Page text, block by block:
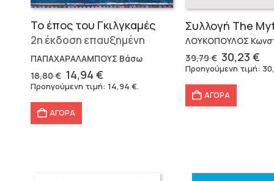
Το έπος του Γκιλγκαμές
2η έκδοση επαυξημένη
ΠΑΠΑΧΑΡΑΛΑΜΠΟΥΣ Βάσω
18,80€ Original
price
18,80 €.
14,94€
τρέχουσα
Προηγούμενη τιμή: 14,94 €.
ΑΓΟΡΑ
ΛΟΥΚΟΠΟΥΛΟΣ
39,79€ Original
price
was:
39,79 €.
30,23 €Η
Προηγούμενη τιμή:
ΑΓΟΡΑ